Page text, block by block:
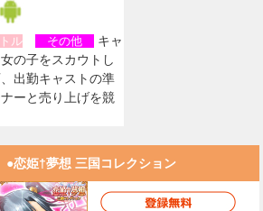
ル その他
キャ
の子をスカウトし
出勤キャストの準
ーと売り上げを競
●恋姫†夢想 三国コレクション